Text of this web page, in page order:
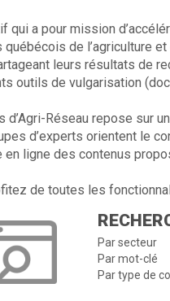
qui a pour mission
de l’agriculture
leurs résultats de
outils de vulgarisation
Réseau repose sur
d’experts orientent le
en ligne des contenus
de toutes les
Par secteur
Par mot-clé
Par type de